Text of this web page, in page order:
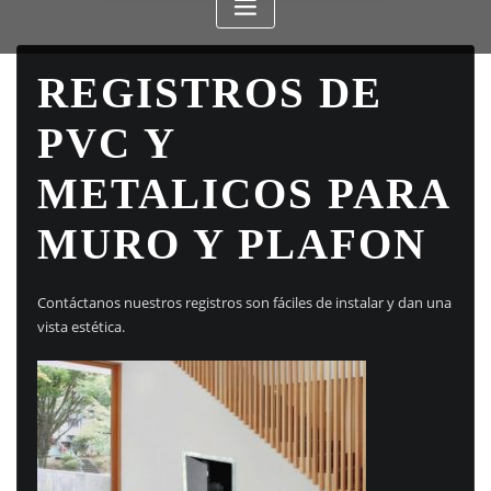
REGISTROS DE
PVC Y
METALICOS PARA
MURO Y PLAFON
Contáctanos nuestros registros son fáciles de instalar y dan una
vista estética.